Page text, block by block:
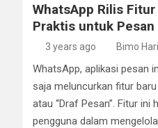
WhatsApp Rilis
Praktis untuk
3 years ago Bimo
WhatsApp, aplikasi pesan
saja meluncurkan fitur
atau “Draf Pesan”. Fitur ini
pengguna dalam